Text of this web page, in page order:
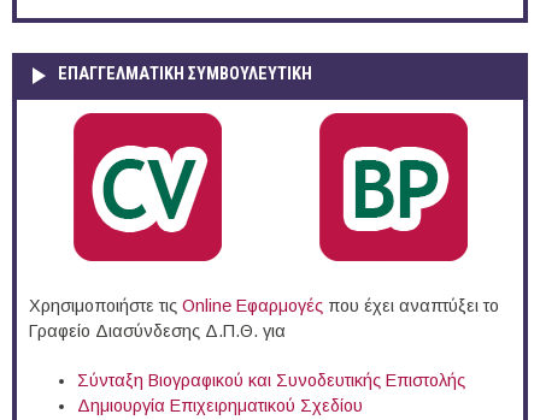
ΕΠΑΓΓΕΛΜΑΤΙΚΉ ΣΥΜΒΟΥΛΕΥΤΙΚΉ
Χρησιμοποιήστε τις Online Eφαρμογές που έχει αναπτύξει το
Γραφείο Διασύνδεσης Δ.Π.Θ. για
Σύνταξη Βιογραφικού και Συνοδευτικής Επιστολής
Δημιουργία Επιχειρηματικού Σχεδίου